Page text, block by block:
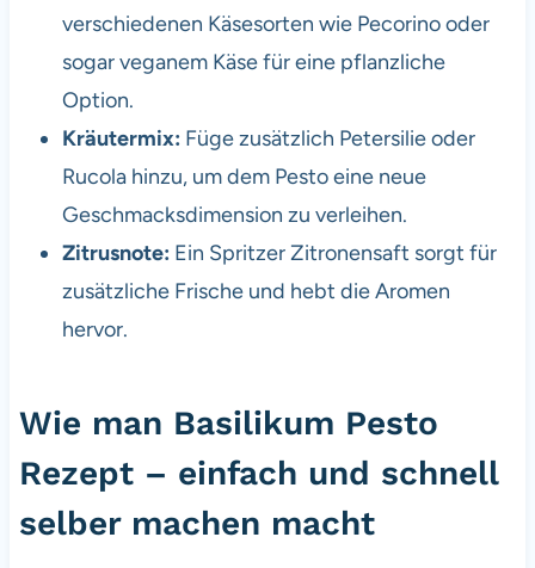
verschiedenen Käsesorten wie Pecorino oder
sogar veganem Käse für eine pflanzliche
Option.
Kräutermix: Füge zusätzlich Petersilie oder
Rucola hinzu, um dem Pesto eine neue
Geschmacksdimension zu verleihen.
Zitrusnote: Ein Spritzer Zitronensaft sorgt für
zusätzliche Frische und hebt die Aromen
hervor.
Wie man Basilikum Pesto
Rezept – einfach und schnell
selber machen macht